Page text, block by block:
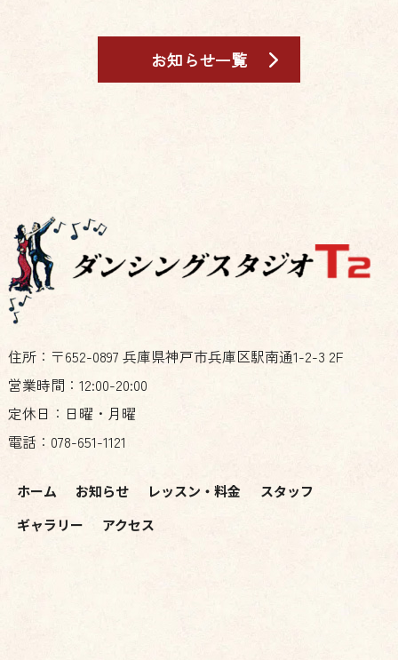
お知らせ一覧
住所：〒652-0897 兵庫県神戸市兵庫区駅南通1-2-3 2F
営業時間：12:00-20:00
定休日：日曜・月曜
電話：078-651-1121
ホーム お知らせ レッスン・料金
スタッフ
ギャラリー
アクセス